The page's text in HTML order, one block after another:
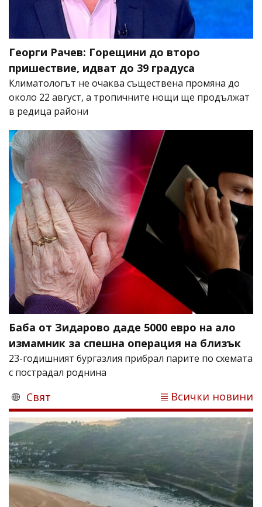
Георги Рачев: Горещини до второ
пришествие, идват до 39 градуса
Климатологът не очаква съществена промяна до
около 22 август, а тропичните нощи ще продължат
в редица райони
Баба от Зидарово даде 5000 евро на ало
измамник за спешна операция на близък
23-годишният бургазлия прибрал парите по схемата
с пострадал роднина
Свят Всички новини